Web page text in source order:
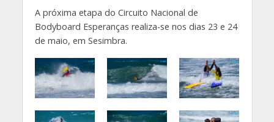
A próxima etapa do Circuito Nacional de
Bodyboard Esperanças realiza-se nos dias 23 e 24
de maio, em Sesimbra.